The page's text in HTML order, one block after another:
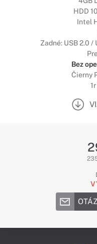
HDD
Intel
Zadné: USB 2.0 /
Bez
Čierny